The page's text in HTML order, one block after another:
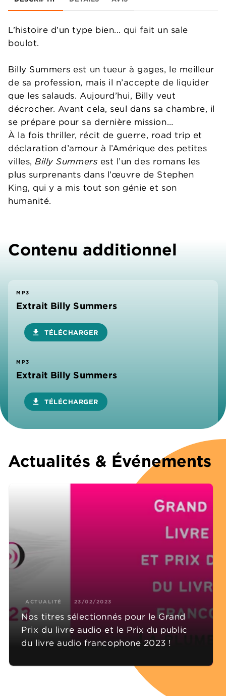
L’histoire d’un type bien... qui fait un sale
boulot.
Billy Summers est un tueur à gages, le meilleur
de sa profession, mais il n’accepte de liquider
que les salauds. Aujourd’hui, Billy veut
décrocher. Avant cela, seul dans sa chambre, il
se prépare pour sa dernière mission…
À la fois thriller, récit de guerre, road trip et
déclaration d’amour à l’Amérique des petites
villes,Billy Summers est l’un des romans les
plus surprenants dans l’œuvre de Stephen
King, qui y a mis tout son génie et son
humanité.
Contenu additionnel
MP3
Extrait Billy Summers
download TÉLÉCHARGER
MP3
Extrait Billy Summers
download TÉLÉCHARGER
Actualités & Événements
ACTUALITÉ 23/02/2023
Nos titres sélectionnés pour le Grand
Prix du livre audio et le Prix du public
du livre audio francophone 2023 !